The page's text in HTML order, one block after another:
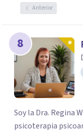
Anterior
8
Soy la Dra. Regina
psicoterapia